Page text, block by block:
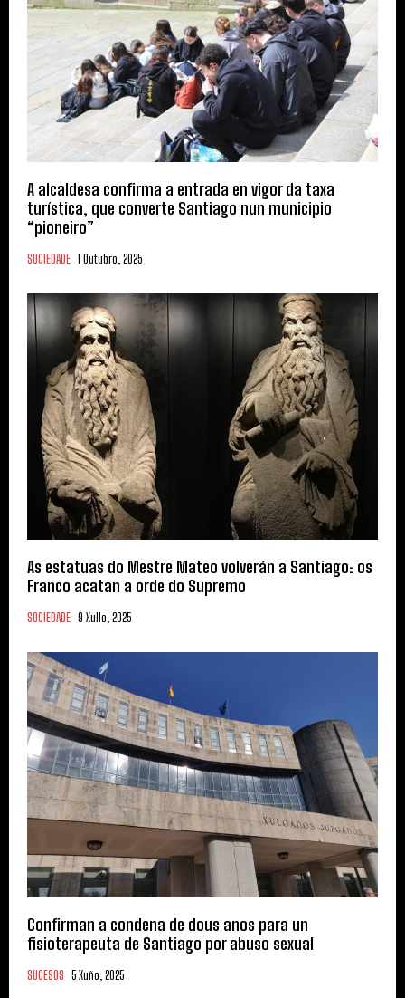
A alcaldesa confirma a entrada en vigor da taxa
turística, que converte Santiago nun municipio
“pioneiro”
SOCIEDADE 1 Outubro, 2025
As estatuas do Mestre Mateo volverán a Santiago: os
Franco acatan a orde do Supremo
SOCIEDADE 9 Xullo, 2025
Confirman a condena de dous anos para un
fisioterapeuta de Santiago por abuso sexual
SUCESOS 5 Xuño, 2025